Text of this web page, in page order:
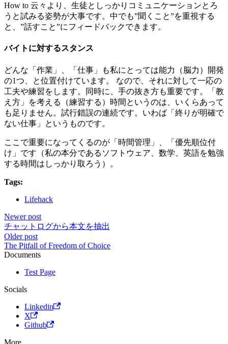
How to 云々より、生徒としっかりコミュニケーションとろ
うと試みる姿勢が大事です。中でも”聞くこと”を重視する
と、”話すこと”にフィードバックできます。
バイトに対するスタンス
どんな「作業」、「仕事」も私にとっては能力（脳力）開発
の1つ、と位置付けています。 なので、それに対して一応の
工夫や練習をします。同時に、手の抜き方も重要です。「教
え方」を考える（練習する）時間というのは、いくらあって
も足りません。試行錯誤の連続です。いわば「終りが明確で
ない仕事」というものです。
ここで重要になってくるのが「時間管理」、「優先順位付
け」です（私の本分であるソフトウェア、数学、英語を勉強
する時間はしっかり取ろう）。
Tags:
Lifehack
Newer post
チャットログから本文を抽出
Older post
The Pitfall of Freedom of Choice
Documents
Test Page
Socials
Linkedin
X
Github
More